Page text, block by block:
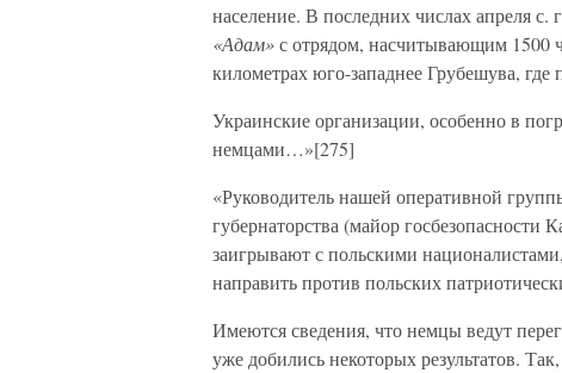
население. В последних числах апреля
«Адам»с отрядом, насчитывающим 1500
километрах юго-западнее Грубешува,
Украинские организации, особенно в
немцами…»[275]
«Руководитель нашей оперативной
губернаторства (майор госбезопасности
заигрывают с польскими
направить против польских
Имеются сведения, что немцы ведут
уже добились некоторых результатов.